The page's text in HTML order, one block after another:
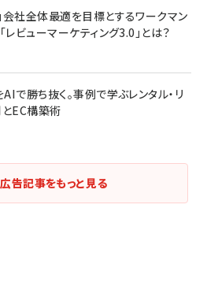
会社全体最適を目標とするワークマン
レビューマーケティング3.0」とは？
で勝ち抜く。事例で学ぶレンタル・リ
EC構築術
告記事をもっと見る